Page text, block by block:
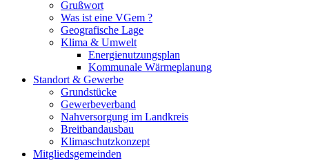
Grußwort
Was ist eine VGem ?
Geografische Lage
Klima & Umwelt
Energienutzungsplan
Kommunale Wärmeplanung
Standort & Gewerbe
Grundstücke
Gewerbeverband
Nahversorgung im Landkreis
Breitbandausbau
Klimaschutzkonzept
Mitgliedsgemeinden